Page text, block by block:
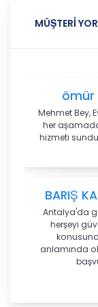
maddelerine
A.Ş.
saklanması
süre
amaç için
edecektir.
gerektiren
kişisel
Pazarlama
tarafından
hale
MÜŞTERİ
ömür
Mehmet Bey,
her
hizmeti
BARIŞ
Antalya'da
herşeyi
anlamında